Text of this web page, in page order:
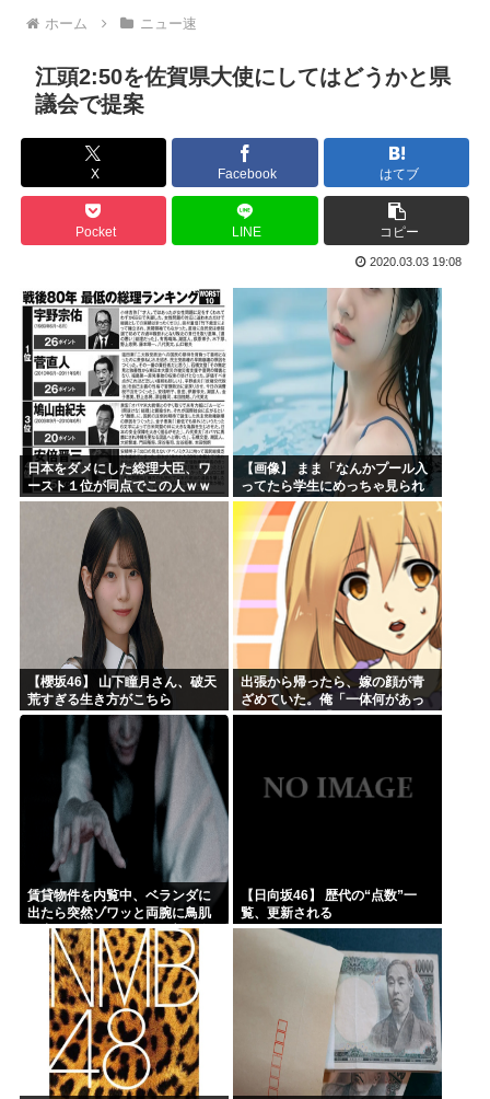
超かぐや姫！スピンオフ漫画、「超かぐやメシ」連載決定ww...
韓国人「大韓航空の熊本地震飲料水支援に対する日本人の反応...
【衝撃】 韓国人「170cmの日本人、40cmデカい相手...
ワンピースの「世界に5種しかない飛行能力」発言の謎が遂に...
米農家「60kg作って1万8000円…コストは2万以上…...
井口裕香さん、「ケツ鍛えるより演技力鍛えろよ」とアニメフ...
氷河期世代『ルッキズムが一番酷かったのは00年代、こうい...
海外「日本なんて行くんじゃなかった…」 日本を知ってしま...
ちいかわ映画見てきたんやがバッドエンドすぎん？
熊本県民「俺たち逆らわねえだぁ！自民党様に従いますだぁ！...
お絵描きAIくん、読む本が決まらない、可愛い女の子も作れ...
お前らお盆の準備をしたか？国父安倍晋三が天国から帰ってく...
ホーム ニュー速
江頭2:50を佐賀県大使にしてはどうかと県
議会で提案
X Facebook はてブ
Pocket LINE コピー
2020.03.03 19:08
日本をダメにした総理大臣、ワ
ースト１位が同点でこの人ｗｗ
ｗｗｗｗ
【画像】 まま「なんかプール入
ってたら学生にめっちゃ見られ
たw」
【櫻坂46】 山下瞳月さん、破天
荒すぎる生き方がこちら
出張から帰ったら、嫁の顔が青
ざめていた。俺「一体何があっ
たんだ？」嫁「…」→子供たち
賃貸物件を内覧中、ベランダに
出たら突然ゾワッと両腕に鳥肌
が出た。「やっぱりこの部屋嫌
だ」と思った瞬間、体が前にド
ンッと突き飛ばされて…
【日向坂46】 歴代の“点数”一
覧、更新される